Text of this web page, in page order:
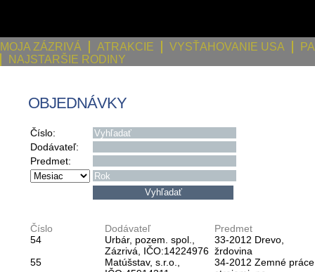
MOJA ZÁZRIVÁ ATRAKCIE VYSŤAHOVANIE USA
NAJSTARŠIE RODINY
OBJEDNÁVKY
Číslo:
Dodávateľ:
Predmet:
Číslo Dodávateľ
Predmet
54
Urbár, pozem. spol.,
Zázrivá, IČO:14224976
33-2012 Drevo,
žrdovina
55
Matúšstav, s.r.o.,
34-2012 Zemné práce